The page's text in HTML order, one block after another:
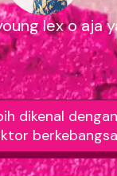
lex o aja
dikenal